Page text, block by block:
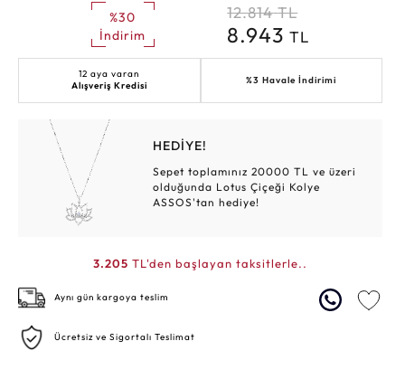
%30
İndirim
12.814 TL
8.943TL
12 aya varan
Alışveriş Kredisi
%3 Havale İndirimi
HEDİYE!
Sepet toplamınız 20000 TL ve üzeri
olduğunda Lotus Çiçeği Kolye
ASSOS'tan hediye!
3.205 TL'den başlayan taksitlerle..
Aynı gün kargoya teslim
Ücretsiz ve Sigortalı Teslimat